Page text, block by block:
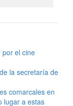
por el cine
la secretaría de
comarcales en
lugar a estas